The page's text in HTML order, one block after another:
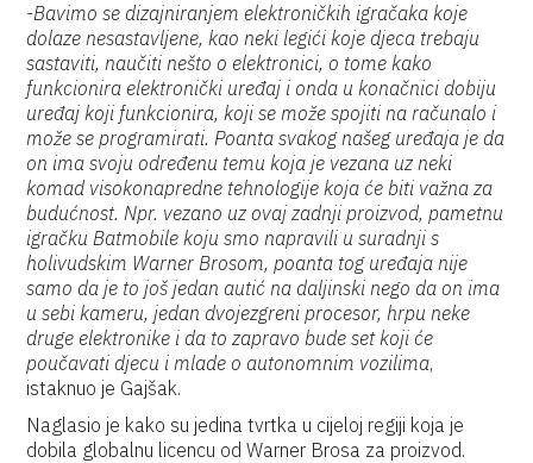
-Bavimo se dizajniranjem elektroničkih igračaka koje
dolaze nesastavljene, kao neki legići koje djeca trebaju
sastaviti, naučiti nešto o elektronici, o tome kako
funkcionira elektronički uređaj i onda u konačnici dobiju
uređaj koji funkcionira, koji se može spojiti na računalo i
može se programirati. Poanta svakog našeg uređaja je da
on ima svoju određenu temu koja je vezana uz neki
komad visokonapredne tehnologije koja će biti važna za
budućnost. Npr. vezano uz ovaj zadnji proizvod, pametnu
igračku Batmobile koju smo napravili u suradnji s
holivudskim Warner Brosom, poanta tog uređaja nije
samo da je to još jedan autić na daljinski nego da on ima
u sebi kameru, jedan dvojezgreni procesor, hrpu neke
druge elektronike i da to zapravo bude set koji će
poučavati djecu i mlade o autonomnim vozilima,
istaknuo je Gajšak.
Naglasio je kako su jedina tvrtka u cijeloj regiji koja je
dobila globalnu licencu od Warner Brosa za proizvod.